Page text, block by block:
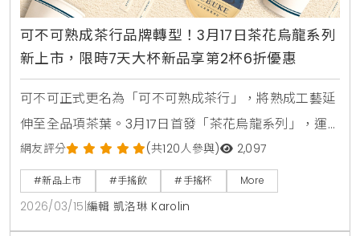
可不可熟成茶行品牌轉型！3月17日茶花烏龍系列
新上市，限時7天大杯新品享第2杯6折優惠
可不可正式更名為「可不可熟成茶行」，將熟成工藝延
伸至全品項茶葉。3月17日首發「茶花烏龍系列」，運
用香水拼配工藝打造5款層次豐富的新品。限時7天提供
第2杯6折優惠，邀您一同體驗流動的茶飲生活美學。
網友評分 (共120人參與) 2,097
#新品上市 #手搖飲 #手搖杯 More
2026/03/15 編輯 凱洛琳 Karolin